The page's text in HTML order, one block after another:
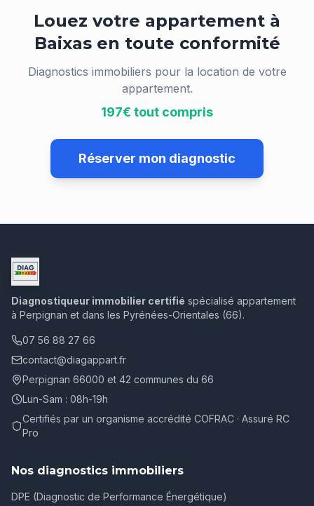
Louez votre appartement à
Baixasen toute conformité
Diagnostics immobiliers pour la location de votre
appartement.
197€ tout compris
Réserver mon diagnostic
Diagnostiqueur immobilier certifié spécialisé appartement
à Perpignan et dans les Pyrénées-Orientales (66).
07 56 88 27 66
contact@diagappart.fr
Perpignan 66000 et 42 communes du 66
Lun-Sam : 08h-19h
Certifiés par un organisme accrédité COFRAC · Assuré RC
Pro
Nos diagnostics immobiliers
DPE (Diagnostic de Performance Énergétique)